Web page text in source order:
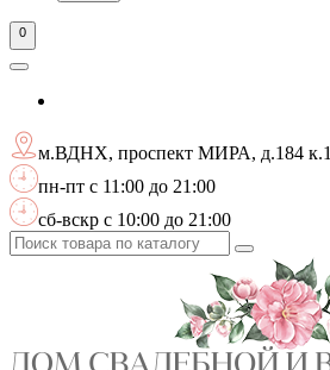
0
м.ВДНХ, проспект МИРА, д.184 к.1
пн-пт с 11:00 до 21:00
сб-вскр с 10:00 до 21:00